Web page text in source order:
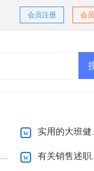
会
会员注册
实用的大班健康教案模板6篇
有关销售述职报告